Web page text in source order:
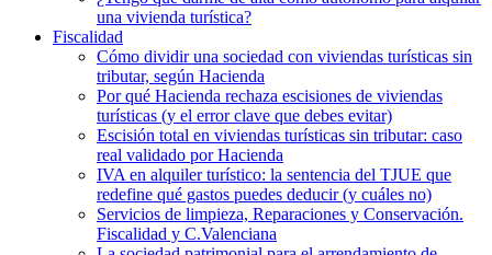
una vivienda turística?
Fiscalidad
Cómo dividir una sociedad con viviendas turísticas sin
tributar, según Hacienda
Por qué Hacienda rechaza escisiones de viviendas
turísticas (y el error clave que debes evitar)
Escisión total en viviendas turísticas sin tributar: caso
real validado por Hacienda
IVA en alquiler turístico: la sentencia del TJUE que
redefine qué gastos puedes deducir (y cuáles no)
Servicios de limpieza, Reparaciones y Conservación.
Fiscalidad y C.Valenciana